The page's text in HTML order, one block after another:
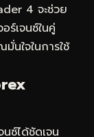
4 จะช่วย
เจนซ์ในคู่
นใจในการใช้
นซ์ได้ชัดเจน